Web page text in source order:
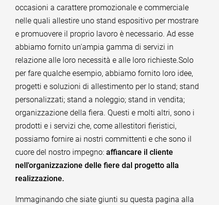
occasioni a carattere promozionale e commerciale
nelle quali allestire uno stand espositivo per mostrare
e promuovere il proprio lavoro è necessario. Ad esse
abbiamo fornito un'ampia gamma di servizi in
relazione alle loro necessità e alle loro richieste.Solo
per fare qualche esempio, abbiamo fornito loro idee,
progetti e soluzioni di allestimento per lo stand; stand
personalizzati; stand a noleggio; stand in vendita;
organizzazione della fiera. Questi e molti altri, sono i
prodotti e i servizi che, come allestitori fieristici,
possiamo fornire ai nostri committenti e che sono il
cuore del nostro impegno:affiancare il cliente
nell'organizzazione delle fiere dal progetto alla
realizzazione.
Immaginando che siate giunti su questa pagina alla